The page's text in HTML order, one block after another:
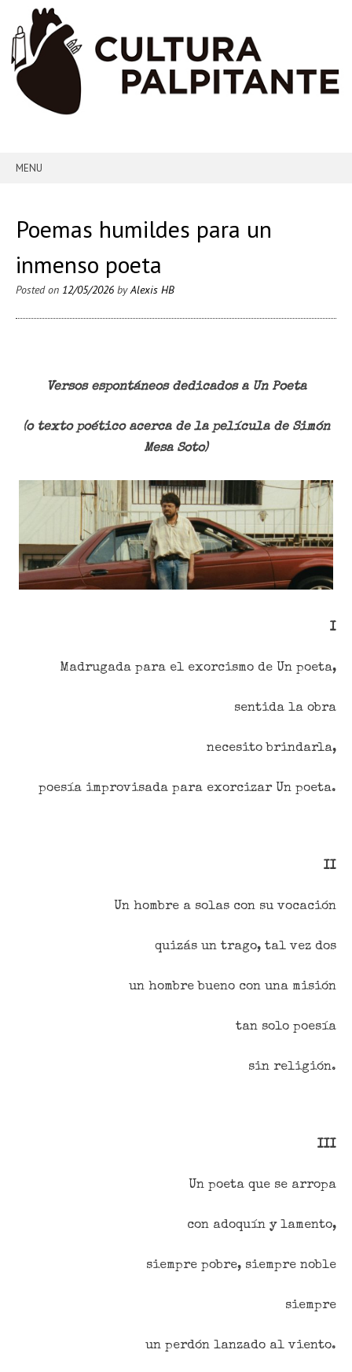
MENU
Poemas humildes para un
inmenso poeta
Posted on 12/05/2026 byAlexis HB
Versos espontáneos dedicados a Un Poeta
(o texto poético acerca de la película de Simón
Mesa Soto)
I
Madrugada para el exorcismo de Un poeta,
sentida la obra
necesito brindarla,
poesía improvisada para exorcizar Un poeta.
II
Un hombre a solas con su vocación
quizás un trago, tal vez dos
un hombre bueno con una misión
tan solo poesía
sin religión.
III
Un poeta que se arropa
con adoquín y lamento,
siempre pobre, siempre noble
siempre
un perdón lanzado al viento.